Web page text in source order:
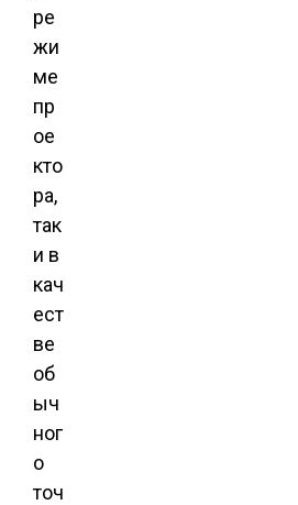
ре
жи
ме
пр
ое
кто
ра,
так
и в
кач
ест
ве
об
ыч
ног
о
точ